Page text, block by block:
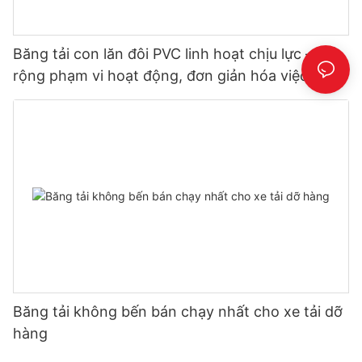
Băng tải con lăn đôi PVC linh hoạt chịu lực – Mở
rộng phạm vi hoạt động, đơn giản hóa việc dỡ
hàng
Băng tải không bến bán chạy nhất cho xe tải dỡ
hàng